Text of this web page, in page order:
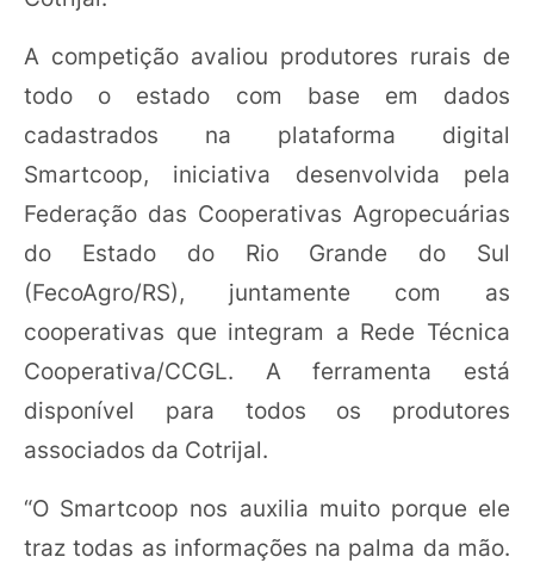
A competição avaliou produtores rurais de
todo o estado com base em dados
cadastrados na plataforma digital
Smartcoop, iniciativa desenvolvida pela
Federação das Cooperativas Agropecuárias
do Estado do Rio Grande do Sul
(FecoAgro/RS), juntamente com as
cooperativas que integram a Rede Técnica
Cooperativa/CCGL. A ferramenta está
disponível para todos os produtores
associados da Cotrijal.
“O Smartcoop nos auxilia muito porque ele
traz todas as informações na palma da mão.